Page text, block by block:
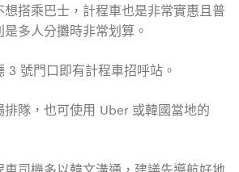
搭乘巴士，計程車也是非常實惠且普
多人分攤時非常划算。
3 號門口即有計程車招呼站。
排隊，也可使用 Uber 或韓國當地的